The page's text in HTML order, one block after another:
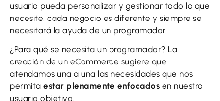
usuario pueda personalizar y gestionar todo lo que
necesite, cada negocio es diferente y siempre se
necesitará la ayuda de un programador.
¿Para qué se necesita un programador? La
creación de un eCommerce sugiere que
atendamos una a una las necesidades que nos
permita estar plenamente enfocados en nuestro
usuario objetivo.